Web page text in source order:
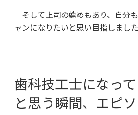
そして上司の薦めもあり、自分
ャンになりたいと思い目指しました
歯科技工士になっ
と思う瞬間、エピ